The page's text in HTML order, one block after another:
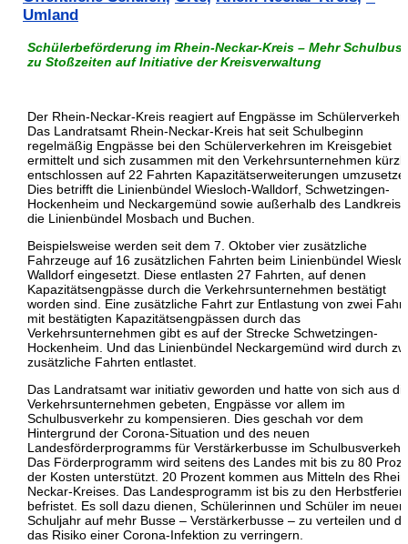
Umland
Schülerbeförderung im Rhein-Neckar-Kreis – Mehr
zu Stoßzeiten auf Initiative der Kreisverwaltung
Der Rhein-Neckar-Kreis reagiert auf Engpässe im Schülerverkehr.
Das Landratsamt Rhein-Neckar-Kreis hat seit Schulbeginn
regelmäßig Engpässe bei den Schülerverkehren im Kreisgebiet
ermittelt und sich zusammen mit den Verkehrsunternehmen
entschlossen auf 22 Fahrten Kapazitätserweiterungen
Dies betrifft die Linienbündel Wiesloch-Walldorf, Schwetzingen-
Hockenheim und Neckargemünd sowie außerhalb des
die Linienbündel Mosbach und Buchen.
Beispielsweise werden seit dem 7. Oktober vier zusätzliche
Fahrzeuge auf 16 zusätzlichen Fahrten beim Linienbündel
Walldorf eingesetzt. Diese entlasten 27 Fahrten, auf denen
Kapazitätsengpässe durch die Verkehrsunternehmen bestätigt
worden sind. Eine zusätzliche Fahrt zur Entlastung von zwei
mit bestätigten Kapazitätsengpässen durch das
Verkehrsunternehmen gibt es auf der Strecke Schwetzingen-
Hockenheim. Und das Linienbündel Neckargemünd wird durch
zusätzliche Fahrten entlastet.
Das Landratsamt war initiativ geworden und hatte von sich aus
Verkehrsunternehmen gebeten, Engpässe vor allem im
Schulbusverkehr zu kompensieren. Dies geschah vor dem
Hintergrund der Corona-Situation und des neuen
Landesförderprogramms für Verstärkerbusse im Schulbusverkehr.
Das Förderprogramm wird seitens des Landes mit bis zu 80
der Kosten unterstützt. 20 Prozent kommen aus Mitteln des
Neckar-Kreises. Das Landesprogramm ist bis zu den Herbstferien
befristet. Es soll dazu dienen, Schülerinnen und Schüler im neuen
Schuljahr auf mehr Busse – Verstärkerbusse – zu verteilen und
das Risiko einer Corona-Infektion zu verringern.